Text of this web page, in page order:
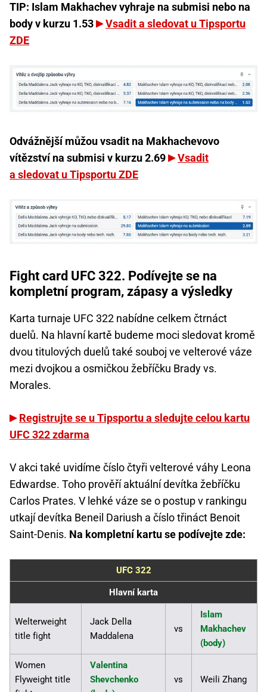
TIP: Islam Makhachev vyhraje na submisi nebo na
body v kurzu 1.53
Vsadit a sledovat u Tipsportu
ZDE
Odvážnější můžou vsadit na Makhachevovo
vítězství na submisi v kurzu 2.69
Vsadit
a sledovat u Tipsportu ZDE
Fight card UFC 322. Podívejte se na
kompletní program, zápasy a výsledky
Karta turnaje UFC 322 nabídne celkem čtrnáct
duelů. Na hlavní kartě budeme moci sledovat kromě
dvou titulových duelů také souboj ve velterové váze
mezi dvojkou a osmičkou žebříčku Brady vs.
Morales.
Registrujte se u Tipsportu a sledujte celou kartu
UFC 322 zdarma
V akci také uvidíme číslo čtyři velterové váhy Leona
Edwardse. Toho prověří aktuální devítka žebříčku
Carlos Prates. V lehké váze se o postup v rankingu
utkají devítka Beneil Dariush a číslo třináct Benoit
Saint-Denis. Na kompletní kartu se podívejte zde:
UFC 322
Hlavní karta
Welterweight
title fight
Jack Della
Maddalena
vs
Islam
Makhachev
(body)
Women
Flyweight title
Valentina
Shevchenko
vs Weili Zhang